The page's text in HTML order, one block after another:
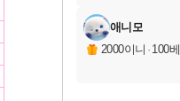
애니모
2000이니 · 100